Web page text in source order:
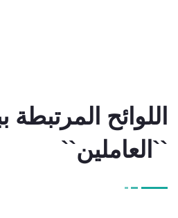
اللوائح المرتبطة
``العاملين``